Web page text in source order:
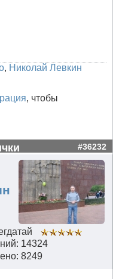
, Николай Левкин
, чтобы
#36232
14324
8249